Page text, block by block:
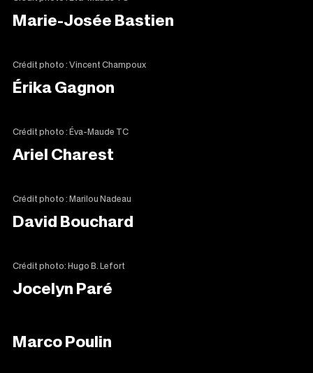
Marie-Josée Bastien
Crédit photo : Vincent Champoux
Érika Gagnon
Crédit photo : Éva-Maude TC
Ariel Charest
Crédit photo : Marilou Nadeau
David Bouchard
Crédit photo: Hugo B. Lefort
Jocelyn Paré
Marco Poulin